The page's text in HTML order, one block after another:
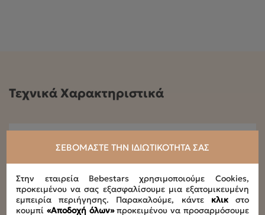
Τεχνικά Χαρακτηριστικά
Μέγιστο βάρος παιδιού
15kg
ΣΕΒΌΜΑΣΤΕ ΤΗΝ ΙΔΙΩΤΙΚΌΤΗΤΆ ΣΑΣ
Στην εταιρεία Bebestars χρησιμοποιούμε Cookies,
προκειμένου να σας εξασφαλίσουμε μια εξατομικευμένη
εμπειρία περιήγησης. Παρακαλούμε, κάντε κλικ στο
κουμπί «Αποδοχή όλων»προκειμένου να προσαρμόσουμε